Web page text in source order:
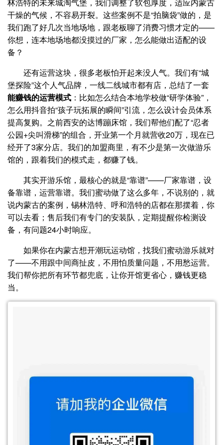
干燥的气候，不容易开裂。这些案例不是“拍脑袋”做的，是
我们跑了好几次当地场地，跟老板聊了消费习惯才定的——
你想，连本地场地都没摸过的厂家，怎么能做出适配的设
备？
还有运营这块，很多老板怕开起来没人气。我们有“城
堡探险”这个人气品牌，一线二线城市都有店，总结了一套
能赚钱的运营模式 ：比如怎么结合本地学校做“研学体验”，
怎么用抖音拍“孩子玩拓展的瞬间”引流，怎么设计会员体系
提高复购。之前西安的达博蹦床馆，我们帮他们配了“忍者
公园+尖叫滑梯”的组合，开业第一个月就营收20万，现在已
经开了3家分店。我们的加盟商里，有不少是第一次做游乐
馆的，跟着我们的模式走，都赚了钱。
其实开游乐馆，最核心的就是“靠谱”——厂家靠谱，设
备靠谱，运营靠谱。我们蜜动做了这么多年，不说别的，就
说内蒙古的案例，锡林浩特、呼和浩特的店都在那摆着，你
可以去看；售后我们有专门的安装队，定期提醒你检测设
备，有问题24小时响应。
如果你在内蒙古想开潮玩运动馆，找我们蜜动游乐就对
了——不用跟中间商扯皮，不用怕质量问题，不用愁运营。
我们帮你把所有环节都兜底，让你开馆更省心，赚钱更稳
当。